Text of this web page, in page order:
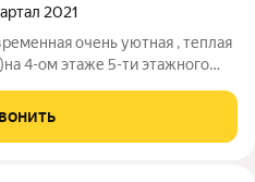
2021
очень уютная , теплая
4-ом этаже 5-ти этажного
маленькие коммунальные